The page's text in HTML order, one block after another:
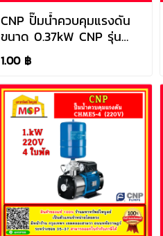
CNP ปั๊มน้ำควบคุมแรงดัน
ขนาด 0.37kW CNP รุ่น
CHME3-2 (220V)
1.00 ฿